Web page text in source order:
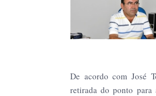
De acordo com José
retirada do ponto para